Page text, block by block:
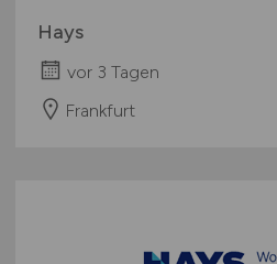
Hays
vor 3 Tagen
Frankfurt